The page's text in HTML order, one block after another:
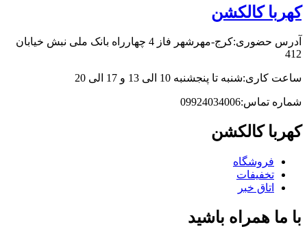
کهربا کالکشن
آدرس حضوری:کرج-مهرشهر فاز 4 چهارراه بانک ملی نبش خیابان
412
ساعت کاری:شنبه تا پنجشنبه 10 الی 13 و 17 الی 20
شماره تماس:09924034006
کهربا کالکشن
فروشگاه
تخفیفات
اتاق خبر
با ما همراه باشید